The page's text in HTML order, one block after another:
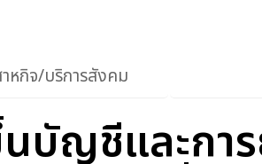
หกิจ/บริการสังคม
นบัญชีและก